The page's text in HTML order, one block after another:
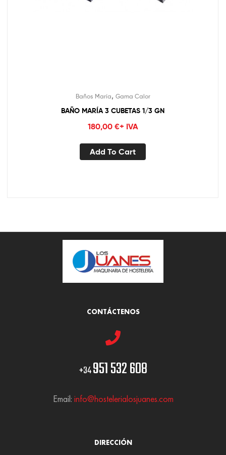
Baños María, Gama Calor
BAÑO MARÍA 3 CUBETAS 1/3 GN
180,00 €+ IVA
Add To Cart
CONTÁCTENOS
+34951 532 608
Email: info@hostelerialosjuanes.com
DIRECCIÓN